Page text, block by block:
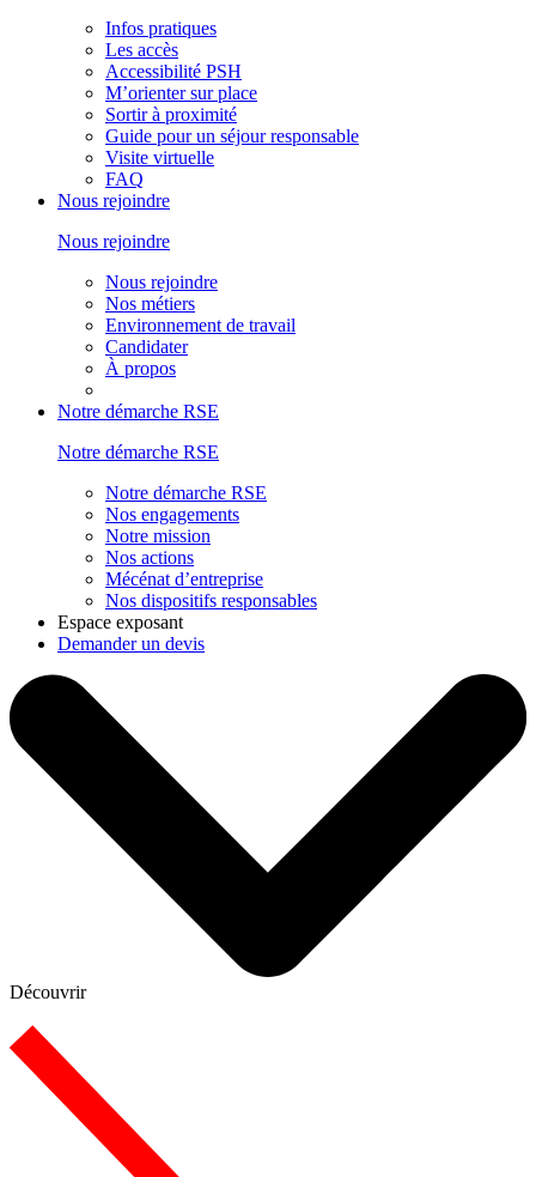
Infos pratiques
Les accès
Accessibilité PSH
M’orienter sur place
Sortir à proximité
Guide pour un séjour responsable
Visite virtuelle
FAQ
Nous rejoindre
Nous rejoindre
Nous rejoindre
Nos métiers
Environnement de travail
Candidater
À propos
Notre démarche RSE
Notre démarche RSE
Notre démarche RSE
Nos engagements
Notre mission
Nos actions
Mécénat d’entreprise
Nos dispositifs responsables
Espace exposant
Demander un devis
Découvrir